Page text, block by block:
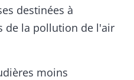
destinées à
de la pollution de l'air
moins